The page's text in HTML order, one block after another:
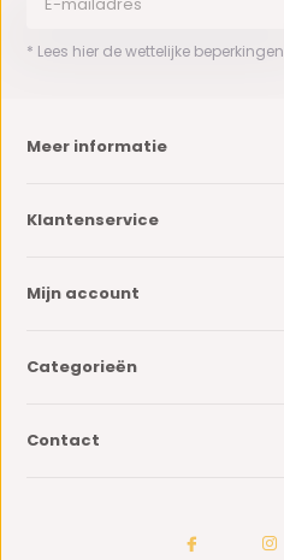
* Lees hier de wettelijke beperkingen
Meer informatie
Klantenservice
Mijn account
Categorieën
Contact